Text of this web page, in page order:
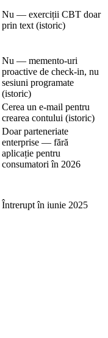
Nu — exerciții CBT doar
prin text (istoric)
Nu — memento-uri
proactive de check-in, nu
sesiuni programate
(istoric)
Cerea un e-mail pentru
crearea contului (istoric)
Doar parteneriate
enterprise — fără
aplicație pentru
consumatori în 2026
Întrerupt în iunie 2025